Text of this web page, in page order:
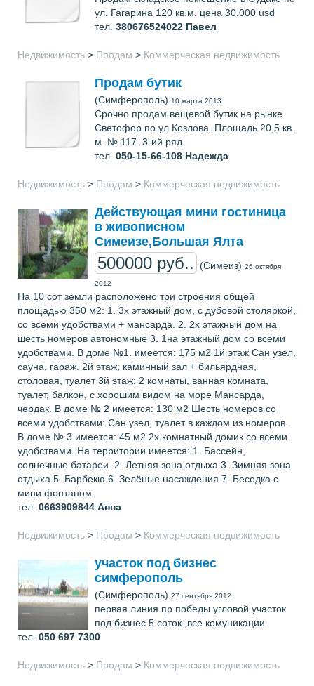
ул. Гагарина 120 кв.м. цена 30.000 usd
тел. 380676524022 Павел
Недвижимость > Продам > Коммерческая недвижимость
Продам бутик
(Симферополь) 10 марта 2013
Срочно продам вещевой бутик на рынке
Светофор по ул Козлова. Площадь 20,5 кв.
м. № 117. 3-ий ряд.
тел. 050-15-66-108 Надежда
Недвижимость > Продам > Коммерческая недвижимость
Действующая мини гостиница
в живописном
Симеизе,Большая Ялта
500000 руб.. (Симеиз) 26 октября
2012
На 10 сот земли расположено три строения общей
площадью 350 м2: 1. 3х этажный дом, с дубовой столяркой,
со всеми удобствами + мансарда. 2. 2х этажный дом на
шесть номеров автономные 3. 1на этажный дом со всеми
удобствами. В доме №1. имеется: 175 м2 1й этаж Сан узел,
сауна, гараж. 2й этаж; каминный зал + бильярдная,
столовая, туалет 3й этаж; 2 комнаты, ванная комната,
туалет, балкон, с хорошим видом на море Мансарда,
чердак. В доме № 2 имеется: 130 м2 Шесть номеров со
всеми удобствами: Сан узел, туалет в каждом из номеров.
В доме № 3 имеется: 45 м2 2х комнатный домик со всеми
удобствами. На территории имеется: 1. Бассейн,
солнечные батареи. 2. Летняя зона отдыха 3. Зимняя зона
отдыха 5. Барбекю 6. Зелёные насаждения 7. Беседка с
мини фонтаном.
тел. 0663909844 Анна
Недвижимость > Продам > Коммерческая недвижимость
участок под бизнес
симферополь
(Симферополь) 27 сентября 2012
первая линия пр победы угловой участок
под бизнес 5 соток ,все комуникации
тел. 050 697 7300
Недвижимость > Продам > Коммерческая недвижимость